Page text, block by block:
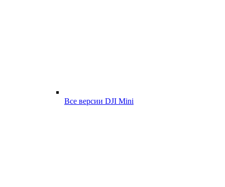
Все версии DJI Mini